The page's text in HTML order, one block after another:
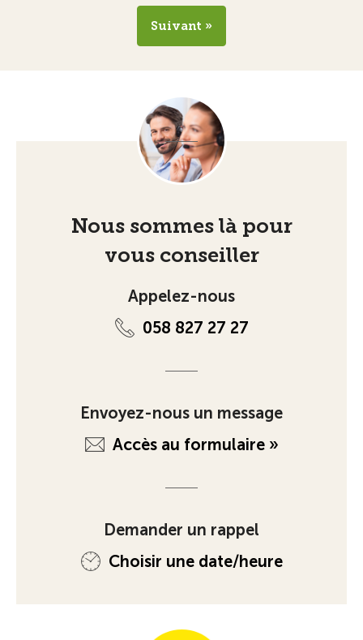
Suivant »
Nous sommes là pour
vous conseiller
Appelez-nous
058 827 27 27
Envoyez-nous un message
Accès au formulaire »
Demander un rappel
Choisir une date/heure